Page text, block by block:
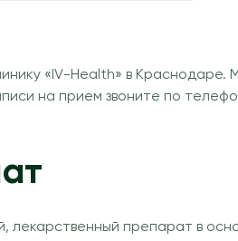
«IV-Health» в
на прием звоните по
препарат в